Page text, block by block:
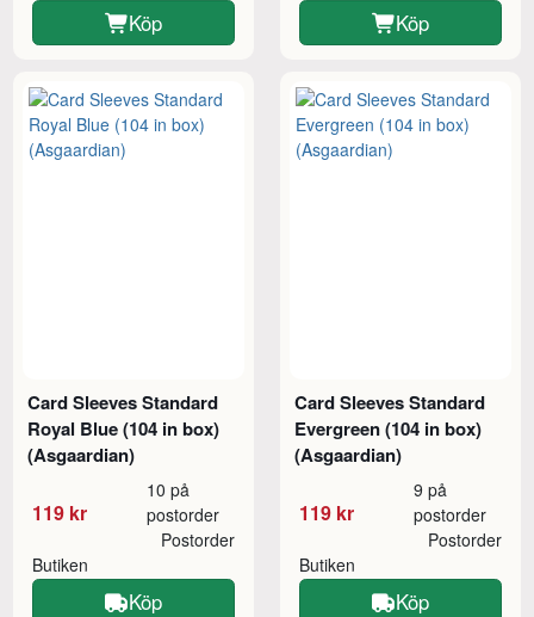
Köp Köp
Card Sleeves Standard
Royal Blue (104 in box)
(Asgaardian)
119 kr
10 på
postorder
Butiken
Postorder
Köp
Card Sleeves Standard
Evergreen (104 in box)
(Asgaardian)
119 kr
9 på
postorder
Butiken
Postorder
Köp